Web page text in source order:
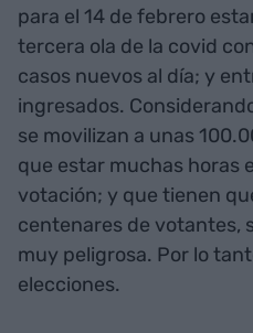
para el 14 de febrero
tercera ola de la covid
casos nuevos al día; y
ingresados.
se movilizan a unas
que estar muchas horas
votación; y que tienen
centenares de votantes,
muy peligrosa. Por lo
elecciones.